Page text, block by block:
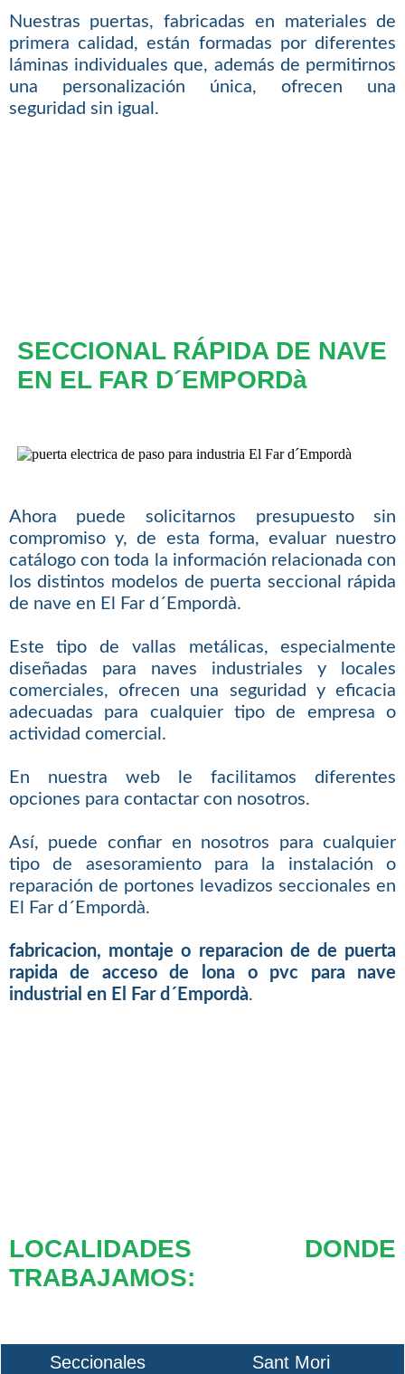
Nuestras puertas, fabricadas en materiales de
primera calidad, están formadas por diferentes
láminas individuales que, además de permitirnos
una personalización única, ofrecen una
seguridad sin igual.
SECCIONAL RÁPIDA DE NAVE
EN EL FAR D´EMPORDà
Ahora puede solicitarnos presupuesto sin
compromiso y, de esta forma, evaluar nuestro
catálogo con toda la información relacionada con
los distintos modelos de puerta seccional rápida
de nave en El Far d´Empordà.
Este tipo de vallas metálicas, especialmente
diseñadas para naves industriales y locales
comerciales, ofrecen una seguridad y eficacia
adecuadas para cualquier tipo de empresa o
actividad comercial.
En nuestra web le facilitamos diferentes
opciones para contactar con nosotros.
Así, puede confiar en nosotros para cualquier
tipo de asesoramiento para la instalación o
reparación de portones levadizos seccionales en
El Far d´Empordà.
fabricacion, montaje o reparacion de de puerta
rapida de acceso de lona o pvc para nave
industrial en El Far d´Empordà.
LOCALIDADES DONDE
TRABAJAMOS:
Seccionales
Sant Mori